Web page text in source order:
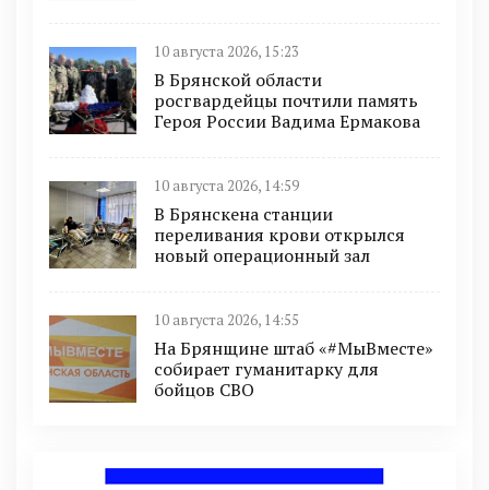
10 августа 2026, 15:23
В Брянской области
росгвардейцы почтили память
Героя России Вадима Ермакова
10 августа 2026, 14:59
В Брянскена станции
переливания крови открылся
новый операционный зал
10 августа 2026, 14:55
На Брянщине штаб «#МыВместе»
собирает гуманитарку для
бойцов СВО